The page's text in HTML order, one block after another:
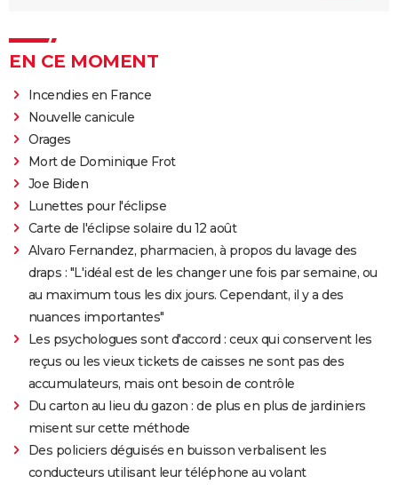
EN CE MOMENT
Incendies en France
Nouvelle canicule
Orages
Mort de Dominique Frot
Joe Biden
Lunettes pour l'éclipse
Carte de l'éclipse solaire du 12 août
Alvaro Fernandez, pharmacien, à propos du lavage des
draps : "L'idéal est de les changer une fois par semaine, ou
au maximum tous les dix jours. Cependant, il y a des
nuances importantes"
Les psychologues sont d'accord : ceux qui conservent les
reçus ou les vieux tickets de caisses ne sont pas des
accumulateurs, mais ont besoin de contrôle
Du carton au lieu du gazon : de plus en plus de jardiniers
misent sur cette méthode
Des policiers déguisés en buisson verbalisent les
conducteurs utilisant leur téléphone au volant